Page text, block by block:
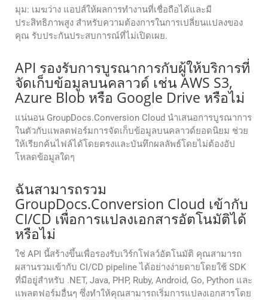
มุม: เมฆว่าง แอปส์ให้ผลการทํางานที่เชื่อถือได้และมี
ประสิทธิภาพสูง สําหรับความต้องการในการเปลี่ยนแปลงของ
คุณ รับประกันประสบการณ์ที่ไม่เปิดเผย.
API รองรับการบูรณาการกับผู้ให้บริการที่
จัดเก็บข้อมูลบนคลาวด์ เช่น AWS S3,
Azure Blob หรือ Google Drive หรือไม่
แน่นอน GroupDocs.Conversion Cloud นำเสนอการบูรณาการ
ในตัวกับแพลตฟอร์มการจัดเก็บข้อมูลบนคลาวด์ยอดนิยม ช่วย
ให้เรียกค้นไฟล์ได้โดยตรงและบันทึกผลลัพธ์โดยไม่ต้องอัป
โหลดข้อมูลใดๆ
ฉันสามารถรวม
GroupDocs.Conversion Cloud เข้ากับ
CI/CD เพื่อการแปลงเอกสารอัตโนมัติได้
หรือไม่
ใช่ API นี้สร้างขึ้นเพื่อรองรับเวิร์กโฟลว์อัตโนมัติ คุณสามารถ
ผสานรวมเข้ากับ CI/CD pipeline ได้อย่างง่ายดายโดยใช้ SDK
ที่มีอยู่สำหรับ .NET, Java, PHP, Ruby, Android, Go, Python และ
แพลตฟอร์มอื่นๆ ซึ่งทำให้คุณสามารถเริ่มการแปลงเอกสารโดย